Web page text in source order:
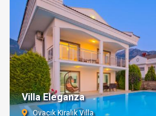
Villa Eleganza
Ovacık Kiralık Villa